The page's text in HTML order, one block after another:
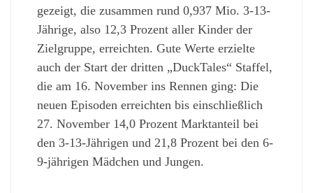
gezeigt, die zusammen rund 0,937 Mio. 3-13-
Jährige, also 12,3 Prozent aller Kinder der
Zielgruppe, erreichten. Gute Werte erzielte
auch der Start der dritten „DuckTales“ Staffel,
die am 16. November ins Rennen ging: Die
neuen Episoden erreichten bis einschließlich
27. November 14,0 Prozent Marktanteil bei
den 3-13-Jährigen und 21,8 Prozent bei den 6-
9-jährigen Mädchen und Jungen.